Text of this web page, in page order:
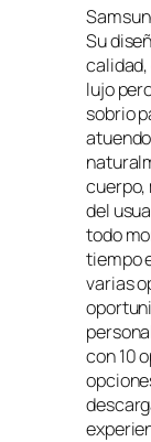
Su
calidad,
lujo
sobrio
cuerpo,
del
todo
tiempo
varias
con 10